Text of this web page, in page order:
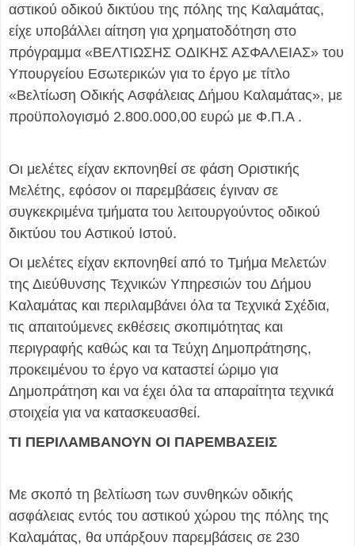
αστικού οδικού δικτύου της πόλης της Καλαμάτας,
είχε υποβάλλει αίτηση για χρηματοδότηση στο
πρόγραμμα «ΒΕΛΤΙΩΣΗΣ ΟΔΙΚΗΣ ΑΣΦΑΛΕΙΑΣ» του
Υπουργείου Εσωτερικών για το έργο με τίτλο
«Βελτίωση Οδικής Ασφάλειας Δήμου Καλαμάτας», με
προϋπολογισμό 2.800.000,00 ευρώ με Φ.Π.Α .
Οι μελέτες είχαν εκπονηθεί σε φάση Οριστικής
Μελέτης, εφόσον οι παρεμβάσεις έγιναν σε
συγκεκριμένα τμήματα του λειτουργούντος οδικού
δικτύου του Αστικού Ιστού.
Οι μελέτες είχαν εκπονηθεί από το Τμήμα Μελετών
της Διεύθυνσης Τεχνικών Υπηρεσιών του Δήμου
Καλαμάτας και περιλαμβάνει όλα τα Τεχνικά Σχέδια,
τις απαιτούμενες εκθέσεις σκοπιμότητας και
περιγραφής καθώς και τα Τεύχη Δημοπράτησης,
προκειμένου το έργο να καταστεί ώριμο για
Δημοπράτηση και να έχει όλα τα απαραίτητα τεχνικά
στοιχεία για να κατασκευασθεί.
ΤΙ ΠΕΡΙΛΑΜΒΑΝΟΥΝ ΟΙ ΠΑΡΕΜΒΑΣΕΙΣ
Με σκοπό τη βελτίωση των συνθηκών οδικής
ασφάλειας εντός του αστικού χώρου της πόλης της
Καλαμάτας, θα υπάρξουν παρεμβάσεις σε 230